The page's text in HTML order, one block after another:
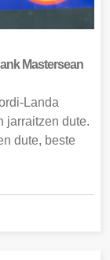
Mastersean
Landa
jarraitzen dute.
dute, beste